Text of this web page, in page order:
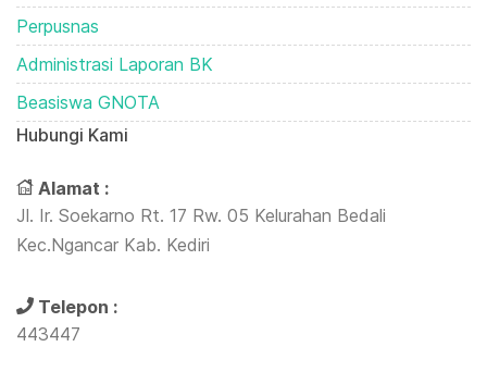
Perpusnas
Administrasi Laporan BK
Beasiswa GNOTA
Hubungi Kami
Alamat :
Jl. Ir. Soekarno Rt. 17 Rw. 05 Kelurahan Bedali
Kec.Ngancar Kab. Kediri
Telepon :
443447